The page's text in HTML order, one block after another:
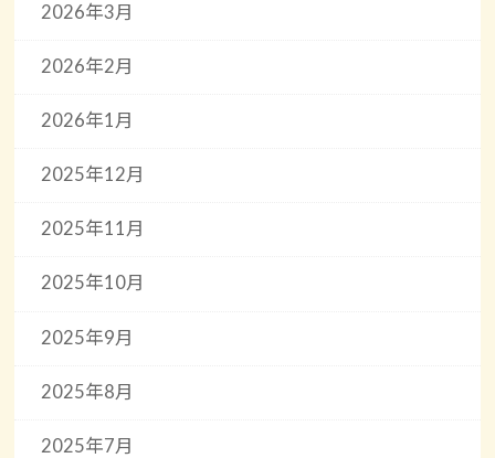
2026年3月
2026年2月
2026年1月
2025年12月
2025年11月
2025年10月
2025年9月
2025年8月
2025年7月